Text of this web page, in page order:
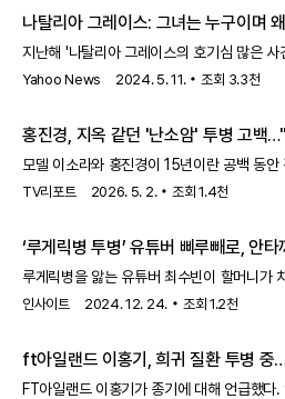
나탈리아 그레이스: 그녀는 누구이며
양부모를 대면했는가
지난해 '나탈리아 그레이스의 호기심 많은 사
강타했고, 이제 그녀가 자신의 이야기를 하고
Yahoo News 2024. 5. 11. 조회 3.3천
홍진경, 지옥 같던 '난소암' 투병 고백
포기하고 싶었다" ('소라와 진경')
모델 이소라와 홍진경이 15년이란 공백 동안
아픔을 드러냈다. 지난 26일 첫 방송된 MBC
TV리포트 2026. 5. 2. 조회1.4천
‘루게릭병 투병’ 유튜버 삐루빼로, 안타
전했다... 할머니 ‘치매’ 판정
루게릭병을 앓는 유튜버 최수빈이 할머니가
받았다고 고백했다.
인사이트 2024. 12. 24. 조회1.2천
ft아일랜드 이홍기, 희귀 질환 투병 중
FT아일랜드 이홍기가 종기에 대해 언급했다